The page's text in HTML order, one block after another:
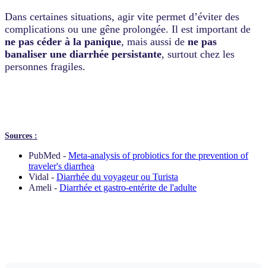
Dans certaines situations, agir vite permet d’éviter des
complications ou une gêne prolongée. Il est important de
ne pas céder à la panique, mais aussi de ne pas
banaliser une diarrhée persistante, surtout chez les
personnes fragiles.
Sources :
PubMed - Meta-analysis of probiotics for the prevention of
traveler's diarrhea
Vidal - Diarrhée du voyageur ou Turista
Ameli - Diarrhée et gastro-entérite de l'adulte